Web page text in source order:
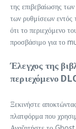
της επιβεβαίωσης
των ρυθμίσεων εντός
ότι το περιεχόμενο
προσβάσιμο για το
Έλεγχος της
περιεχόμενο
Ξεκινήστε
πλατφόρμα που